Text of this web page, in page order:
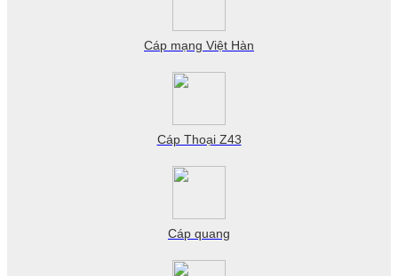
Cáp mạng Việt Hàn
Cáp Thoại Z43
Cáp quang